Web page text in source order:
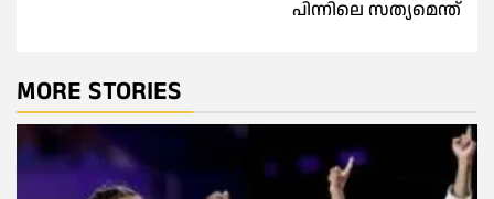
പിന്നിലെ സത്യമെന്ത്
MORE STORIES